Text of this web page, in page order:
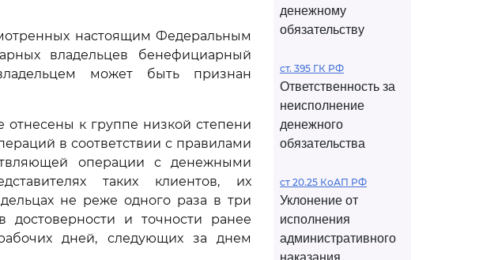
настоящим Федеральным
владельцев бенефициарный
может быть признан
к группе низкой степени
в соответствии с правилами
операции с денежными
таких клиентов, их
не реже одного раза в три
и точности ранее
дней, следующих за днем
денежному
обязательству
ст. 395 ГК РФ
Ответственность за
неисполнение
денежного
обязательства
ст 20.25 КоАП РФ
Уклонение от
исполнения
административного
наказания